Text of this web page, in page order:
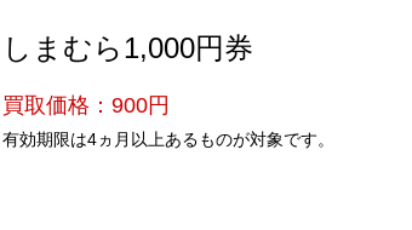
しまむら1,000円券
買取価格：900円
有効期限は4ヵ月以上あるものが対象です。